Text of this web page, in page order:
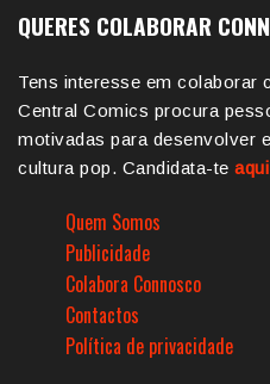
QUERES COLABORAR
Tens interesse em colaborar
Central Comics procura
motivadas para desenvolver
cultura pop. Candidata-te aqui
Quem Somos
Publicidade
Colabora Connosco
Contactos
Política de privacidade